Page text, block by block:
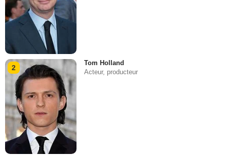
2
Tom Holland
Acteur, producteur